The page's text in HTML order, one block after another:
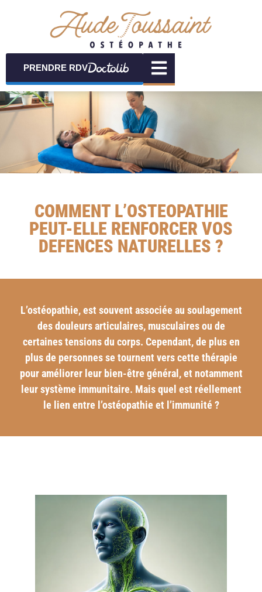
PRENDRE RDV
COMMENT L’OSTEOPATHIE
PEUT-ELLE RENFORCER VOS
DEFENCES NATURELLES ?
L’ostéopathie, est souvent associée au soulagement
des douleurs articulaires, musculaires ou de
certaines tensions du corps. Cependant, de plus en
plus de personnes se tournent vers cette thérapie
pour améliorer leur bien-être général, et notamment
leur système immunitaire. Mais quel est réellement
le lien entre l’ostéopathie et l’immunité ?